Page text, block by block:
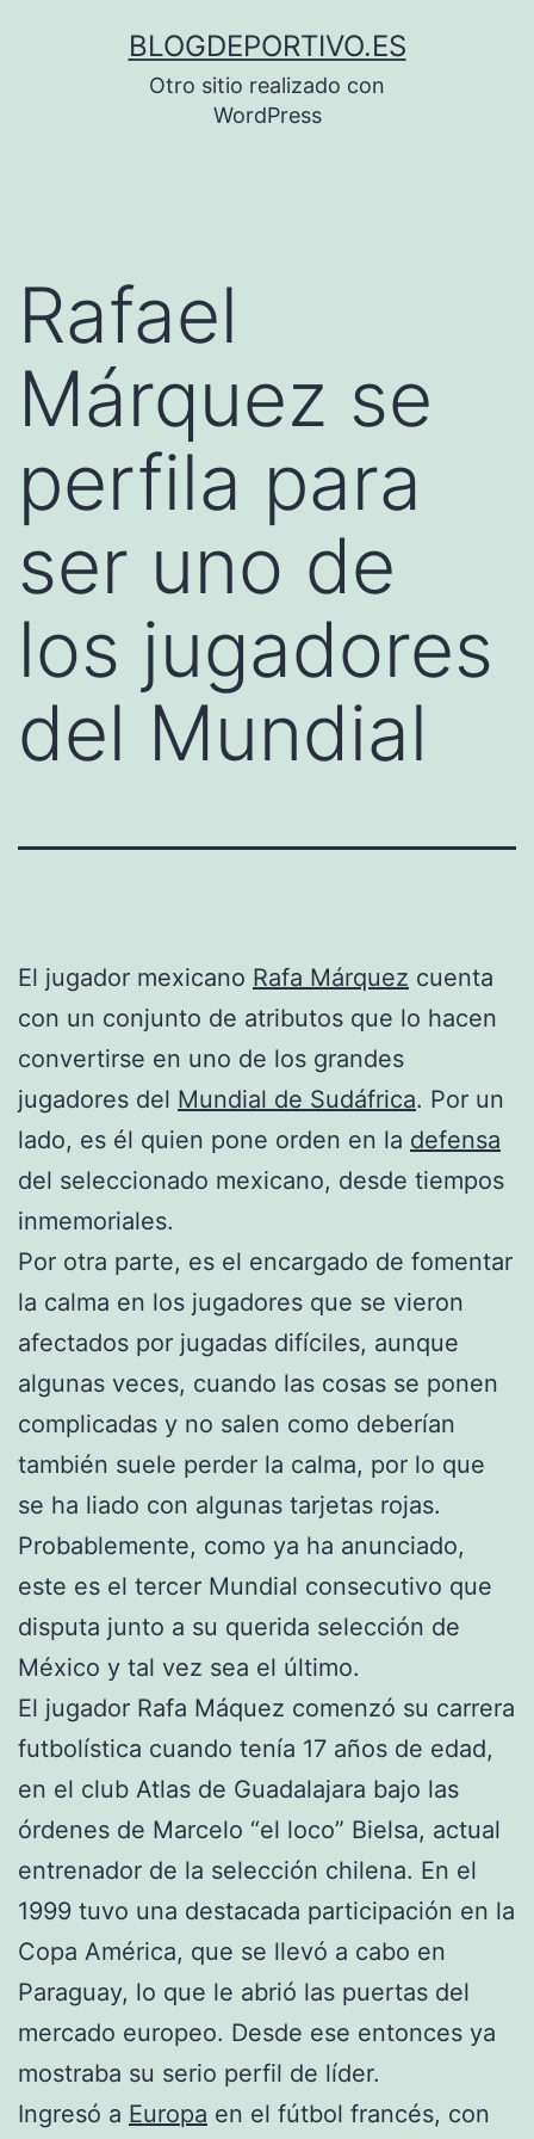
BLOGDEPORTIVO.ES
Otro sitio realizado con
WordPress
Rafael
Márquez se
perfila para
ser uno de
los jugadores
del Mundial
El jugador mexicano Rafa Márquez cuenta
con un conjunto de atributos que lo hacen
convertirse en uno de los grandes
jugadores del Mundial de Sudáfrica. Por un
lado, es él quien pone orden en la defensa
del seleccionado mexicano, desde tiempos
inmemoriales.
Por otra parte, es el encargado de fomentar
la calma en los jugadores que se vieron
afectados por jugadas difíciles, aunque
algunas veces, cuando las cosas se ponen
complicadas y no salen como deberían
también suele perder la calma, por lo que
se ha liado con algunas tarjetas rojas.
Probablemente, como ya ha anunciado,
este es el tercer Mundial consecutivo que
disputa junto a su querida selección de
México y tal vez sea el último.
El jugador Rafa Máquez comenzó su carrera
futbolística cuando tenía 17 años de edad,
en el club Atlas de Guadalajara bajo las
órdenes de Marcelo “el loco” Bielsa, actual
entrenador de la selección chilena. En el
1999 tuvo una destacada participación en la
Copa América, que se llevó a cabo en
Paraguay, lo que le abrió las puertas del
mercado europeo. Desde ese entonces ya
mostraba su serio perfil de líder.
Ingresó a Europa en el fútbol francés, con